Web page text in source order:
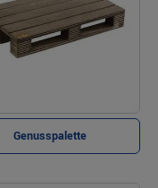
Genusspalette